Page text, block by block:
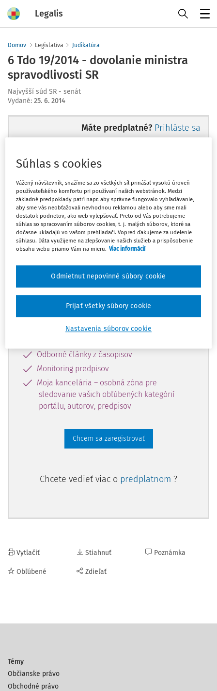
Legalis
Domov Legislatíva Judikatúra
6 Tdo 19/2014 - dovolanie ministra
spravodlivosti SR
Najvyšší súd SR - senát
Vydané: 25. 6. 2014
Máte predplatné? Prihláste sa
Ups, zatiaľ ste si prečítali len
začiatok...
Celý odborný obsah z tejto oblasti je
dostupný predplatiteľom portálu.
Odomknite si prístup k odbornému
obsahu a získajte prístup na 10 dní
zdarma, stačí sa len zaregistrovať.
Vďaka registrácii získate prístup aj k
vybranému obsahu:
Odborné články z časopisov
Monitoring predpisov
Moja kancelária – osobná zóna pre
sledovanie vašich obľúbených kategórií
portálu, autorov, predpisov
Chcem sa zaregistrovať
Chcete vedieť viac o predplatnom ?
Vytlačiť
Obľúbené
Stiahnuť
Zdieľať
Poznámka
Témy
Občianske právo
Obchodné právo
Súhlas s cookies
Vážený návštevník, snažíme sa zo všetkých síl prinášať vysokú úroveň
používateľského komfortu pri používaní našich webstránok. Medzi
základné predpoklady patrí napr. aby správne fungovalo vyhľadávanie,
aby sme vás neobťažovali nevhodnou reklamou alebo aby sme mali
dostatok podnetov, ako web vylepšovať. Preto od Vás potrebujeme
súhlas so spracovaním súborov cookies, t. j. malých súborov, ktoré sa
dočasne ukladajú vo vašom prehliadači. Vopred ďakujeme za udelenie
súhlasu. Dáta využijeme na zlepšovanie našich služieb a prispôsobenie
obsahu webu priamo Vám na mieru. Viac informácií
Nastavenia súborov cookie
Odmietnut nepovinné súbory cookie
Prijať všetky súbory cookie